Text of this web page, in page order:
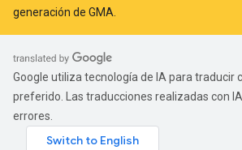
generación de GMA
Google utiliza tecnología de IA para traducir
preferido. Las traducciones realizadas con
errores.